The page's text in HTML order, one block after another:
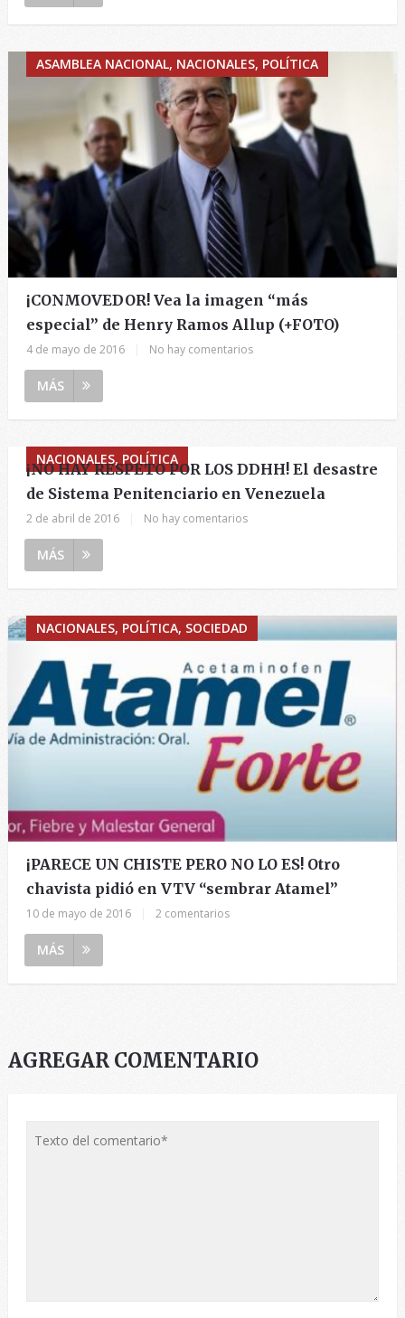
ASAMBLEA NACIONAL, NACIONALES, POLÍTICA
¡CONMOVEDOR! Vea la imagen “más
especial” de Henry Ramos Allup (+FOTO)
4 de mayo de 2016 No hay comentarios
MÁS
NACIONALES, POLÍTICA
¡NO HAY RESPETO POR LOS DDHH! El desastre
de Sistema Penitenciario en Venezuela
2 de abril de 2016 No hay comentarios
MÁS
NACIONALES, POLÍTICA, SOCIEDAD
¡PARECE UN CHISTE PERO NO LO ES! Otro
chavista pidió en VTV “sembrar Atamel”
10 de mayo de 2016 2 comentarios
MÁS
AGREGAR COMENTARIO